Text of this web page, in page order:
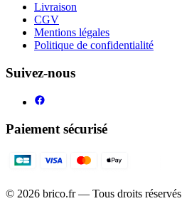
Livraison
CGV
Mentions légales
Politique de confidentialité
Suivez-nous
Paiement sécurisé
© 2026 brico.fr — Tous droits réservés